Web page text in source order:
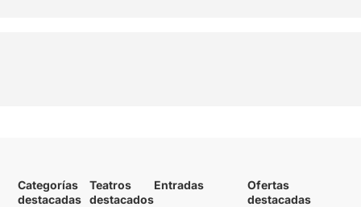
Categorías
destacadas
Teatros
destacados
Entradas
Ofertas
destacadas